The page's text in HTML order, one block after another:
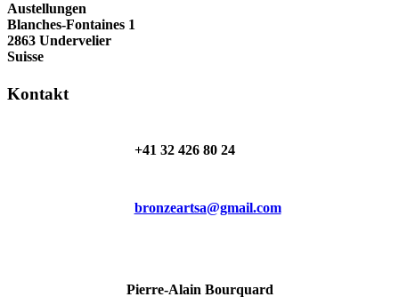
Austellungen
Blanches-Fontaines 1
2863 Undervelier
Suisse
Kontakt
+41 32 426 80 24
bronzeartsa@gmail.com
Pierre-Alain Bourquard